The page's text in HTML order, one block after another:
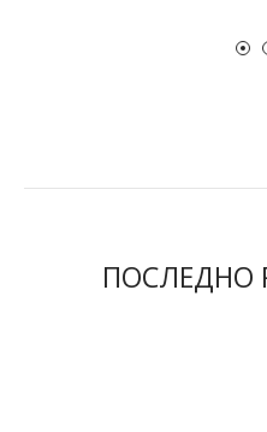
ПОСЛЕДНО